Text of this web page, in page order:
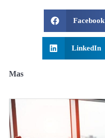
Facebook
LinkedIn
Mas